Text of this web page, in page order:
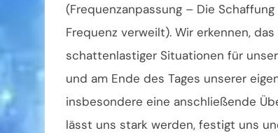
(Frequenzanpassung – Die
Frequenz verweilt). Wir erkennen,
schattenlastiger Situationen für
und am Ende des Tages unserer
insbesondere eine anschließende
lässt uns stark werden, festigt uns